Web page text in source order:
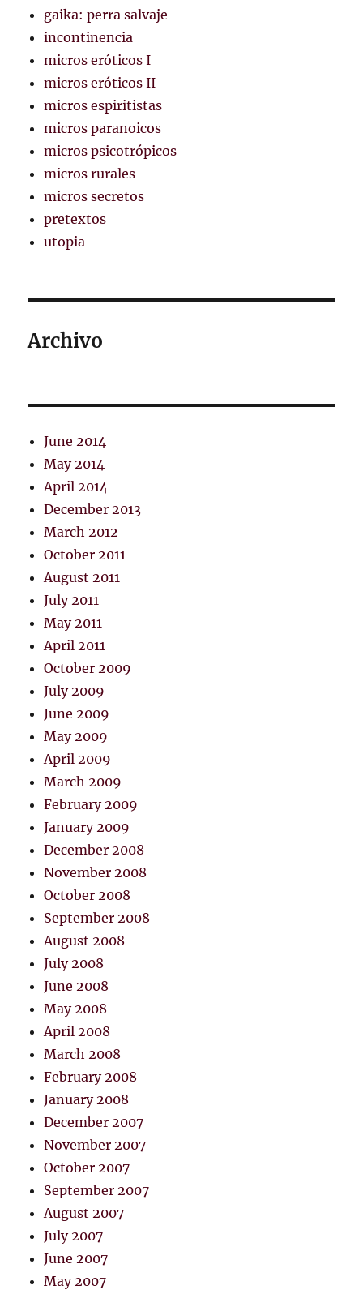
gaika: perra salvaje
incontinencia
micros eróticos I
micros eróticos II
micros espiritistas
micros paranoicos
micros psicotrópicos
micros rurales
micros secretos
pretextos
utopia
Archivo
June 2014
May 2014
April 2014
December 2013
March 2012
October 2011
August 2011
July 2011
May 2011
April 2011
October 2009
July 2009
June 2009
May 2009
April 2009
March 2009
February 2009
January 2009
December 2008
November 2008
October 2008
September 2008
August 2008
July 2008
June 2008
May 2008
April 2008
March 2008
February 2008
January 2008
December 2007
November 2007
October 2007
September 2007
August 2007
July 2007
June 2007
May 2007